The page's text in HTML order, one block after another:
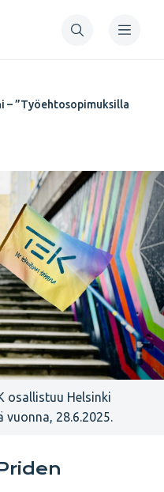
– ”Työehtosopimuksilla
osallistuu Helsinki
vuonna, 28.6.2025.